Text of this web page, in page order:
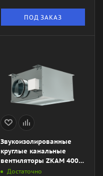
ПОД ЗАКАЗ
Звукоизолированные
круглые канальные
вентиляторы ZKAM 400
LDДостаточно